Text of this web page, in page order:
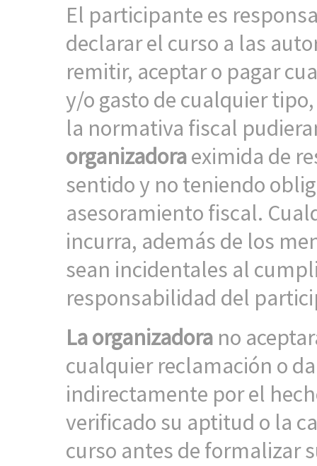
El participante es
declarar el curso a las
remitir, aceptar o pagar
y/o gasto de cualquier
la normativa fiscal
organizadoraeximida de
sentido y no teniendo
asesoramiento fiscal.
incurra, además de los
sean incidentales al
responsabilidad del
La organizadora no
cualquier reclamación o
indirectamente por el
verificado su aptitud o la
curso antes de formalizar